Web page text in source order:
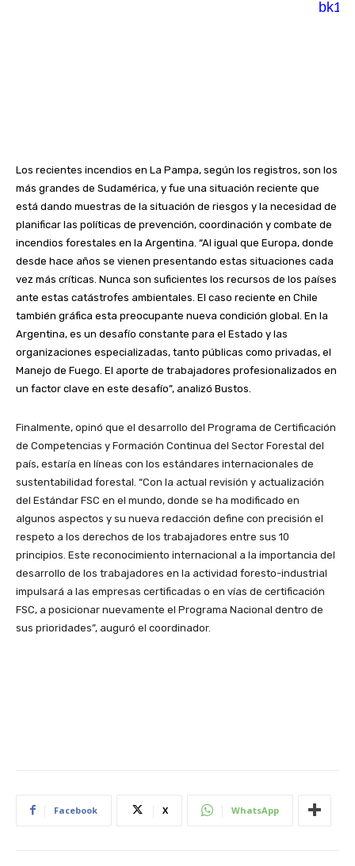
Los recientes incendios en La Pampa, según los registros, son los
más grandes de Sudamérica, y fue una situación reciente que
está dando muestras de la situación de riesgos y la necesidad de
planificar las políticas de prevención, coordinación y combate de
incendios forestales en la Argentina. “Al igual que Europa, donde
desde hace años se vienen presentando estas situaciones cada
vez más críticas. Nunca son suficientes los recursos de los países
ante estas catástrofes ambientales. El caso reciente en Chile
también gráfica esta preocupante nueva condición global. En la
Argentina, es un desafío constante para el Estado y las
organizaciones especializadas, tanto públicas como privadas, el
Manejo de Fuego. El aporte de trabajadores profesionalizados en
un factor clave en este desafío”, analizó Bustos.
Finalmente, opinó que el desarrollo del Programa de Certificación
de Competencias y Formación Continua del Sector Forestal del
país, estaría en líneas con los estándares internacionales de
sustentabilidad forestal. “Con la actual revisión y actualización
del Estándar FSC en el mundo, donde se ha modificado en
algunos aspectos y su nueva redacción define con precisión el
respeto a los derechos de los trabajadores entre sus 10
principios. Este reconocimiento internacional a la importancia del
desarrollo de los trabajadores en la actividad foresto-industrial
impulsará a las empresas certificadas o en vías de certificación
FSC, a posicionar nuevamente el Programa Nacional dentro de
sus prioridades”, auguró el coordinador.
Facebook X WhatsApp